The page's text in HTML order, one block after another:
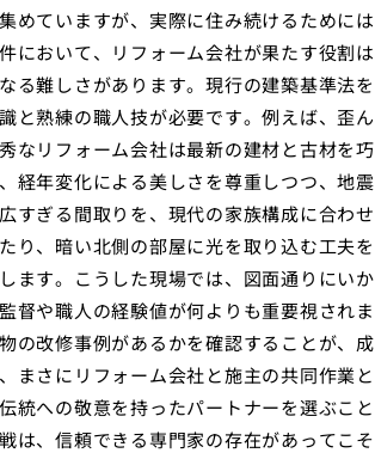
めていますが、実際に住み続けるためには
において、リフォーム会社が果たす役割は
る難しさがあります。現行の建築基準法を
と熟練の職人技が必要です。例えば、歪ん
なリフォーム会社は最新の建材と古材を巧
経年変化による美しさを尊重しつつ、地震
すぎる間取りを、現代の家族構成に合わせ
り、暗い北側の部屋に光を取り込む工夫を
ます。こうした現場では、図面通りにいか
督や職人の経験値が何よりも重要視されま
の改修事例があるかを確認することが、成
まさにリフォーム会社と施主の共同作業と
統への敬意を持ったパートナーを選ぶこと
は、信頼できる専門家の存在があってこそ